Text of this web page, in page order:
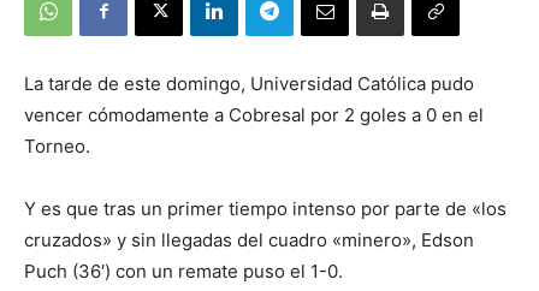
La tarde de este domingo, Universidad Católica pudo
vencer cómodamente a Cobresal por 2 goles a 0 en el
Torneo.
Y es que tras un primer tiempo intenso por parte de «los
cruzados» y sin llegadas del cuadro «minero», Edson
Puch (36′) con un remate puso el 1-0.